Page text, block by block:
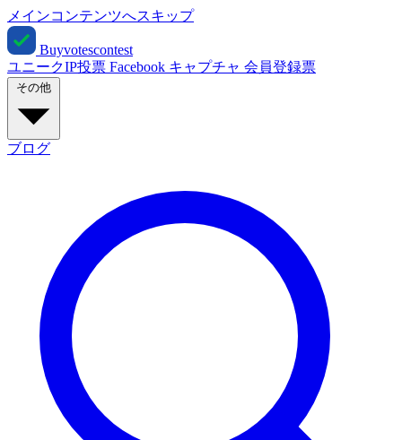
メインコンテンツへスキップ
Buyvotescontest
ユニークIP投票 Facebook キャプチャ 会員登録票
ブログ